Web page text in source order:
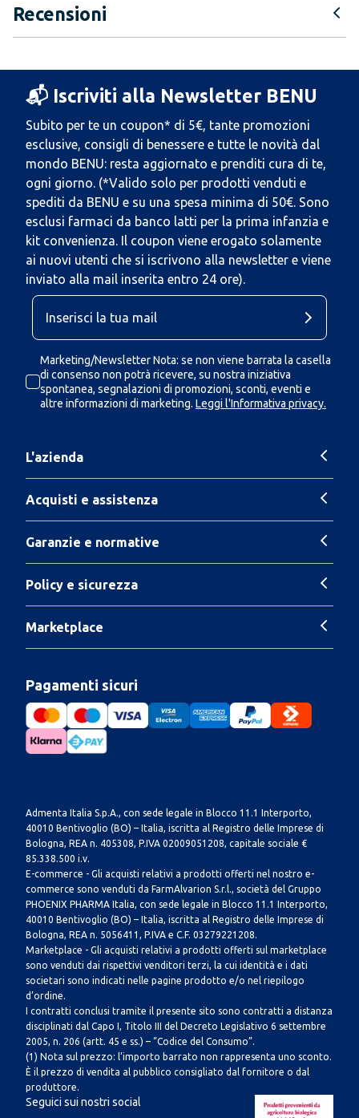
Recensioni
📬 Iscriviti alla Newsletter BENU
Subito per te un coupon* di 5€, tante promozioni
esclusive, consigli di benessere e tutte le novità dal
mondo BENU: resta aggiornato e prenditi cura di te,
ogni giorno. (*Valido solo per prodotti venduti e
spediti da BENU e su una spesa minima di 50€. Sono
esclusi farmaci da banco latti per la prima infanzia e
kit convenienza. Il coupon viene erogato solamente
ai nuovi utenti che si iscrivono alla newsletter e viene
inviato alla mail inserita entro 24 ore).
Marketing/Newsletter Nota: se non viene barrata la casella
di consenso non potrà ricevere, su nostra iniziativa
spontanea, segnalazioni di promozioni, sconti, eventi e
altre informazioni di marketing. Leggi l'Informativa privacy.
L'azienda
Acquisti e assistenza
Garanzie e normative
Policy e sicurezza
Marketplace
Pagamenti sicuri
Admenta Italia S.p.A., con sede legale in Blocco 11.1 Interporto,
40010 Bentivoglio (BO) – Italia, iscritta al Registro delle Imprese di
Bologna, REA n. 405308, P.IVA 02009051208, capitale sociale €
85.338.500 i.v.
E-commerce - Gli acquisti relativi a prodotti offerti nel nostro e-
commerce sono venduti da FarmAlvarion S.r.l., società del Gruppo
PHOENIX PHARMA Italia, con sede legale in Blocco 11.1 Interporto,
40010 Bentivoglio (BO) – Italia, iscritta al Registro delle Imprese di
Bologna, REA n. 5056411, P.IVA e C.F. 03279221208.
Marketplace - Gli acquisti relativi a prodotti offerti sul marketplace
sono venduti dai rispettivi venditori terzi, la cui identità e i dati
societari sono indicati nelle pagine prodotto e/o nel riepilogo
d’ordine.
I contratti conclusi tramite il presente sito sono contratti a distanza
disciplinati dal Capo I, Titolo III del Decreto Legislativo 6 settembre
2005, n. 206 (artt. 45 e ss.) – “Codice del Consumo”.
(1) Nota sul prezzo: l’importo barrato non rappresenta uno sconto.
È il prezzo di vendita al pubblico consigliato dal fornitore o dal
produttore.
Seguici sui nostri social